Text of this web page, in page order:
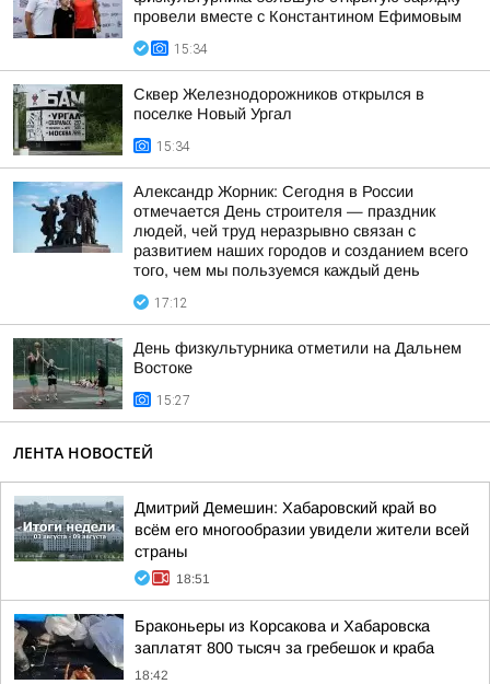
провели вместе с Константином Ефимовым
15:34
Сквер Железнодорожников открылся в
поселке Новый Ургал
15:34
Александр Жорник: Сегодня в России
отмечается День строителя — праздник
людей, чей труд неразрывно связан с
развитием наших городов и созданием всего
того, чем мы пользуемся каждый день
17:12
День физкультурника отметили на Дальнем
Востоке
15:27
ЛЕНТА НОВОСТЕЙ
Дмитрий Демешин: Хабаровский край во
всём его многообразии увидели жители всей
страны
18:51
Браконьеры из Корсакова и Хабаровска
заплатят 800 тысяч за гребешок и краба
18:42